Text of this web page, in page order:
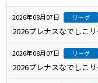
2026年08月07日 リーグ
2026プレナスなでしこ
2026年08月07日 リーグ
2026プレナスなでしこ